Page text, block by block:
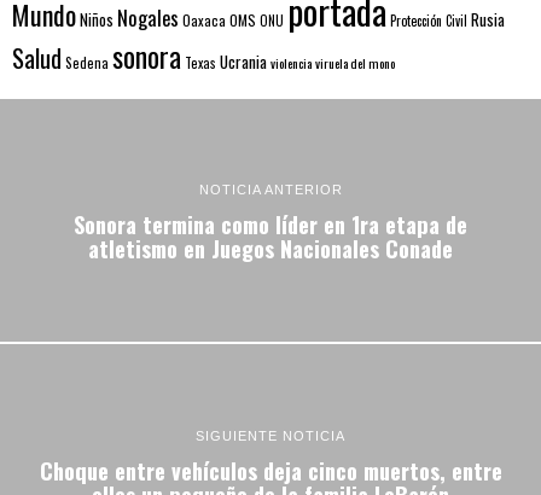
MundoNiños Nogales Oaxaca OMS ONU Protección Civil Rusia
Salud Sedena sonora Texas Ucraniaviolenciaviruela del mono
NOTICIA ANTERIOR
Sonora termina como líder en 1ra etapa de
atletismo en Juegos Nacionales Conade
SIGUIENTE NOTICIA
Choque entre vehículos deja cinco muertos, entre